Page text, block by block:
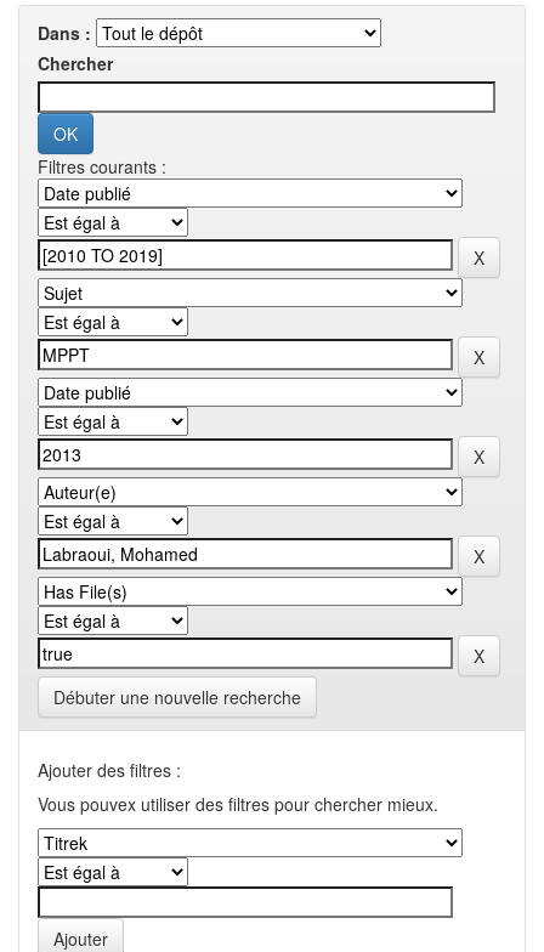
Dans :
Chercher
Filtres courants :
Débuter une nouvelle recherche
Ajouter des filtres :
Vous pouvex utiliser des filtres pour chercher mieux.